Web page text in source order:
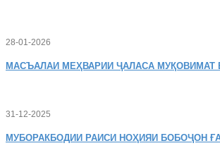
28-01-2026
МАСЪАЛАИ МЕҲВАРИИ ҶАЛАСА МУҚОВИМАТ
31-12-2025
МУБОРАКБОДИИ РАИСИ НОҲИЯИ БОБОҶОН